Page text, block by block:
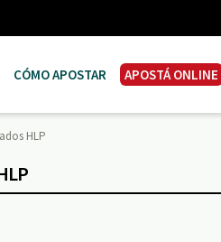
CÓMO APOSTAR APOSTÁ ONLINE
HLP